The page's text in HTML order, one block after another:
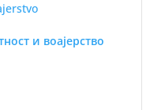
и воајерство